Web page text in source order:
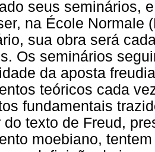
seus seminários,
na École Normale
sua obra será
Os seminários
da aposta
teóricos cada
fundamentais
do texto de Freud,
moebiano,